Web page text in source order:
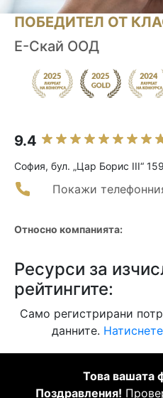
ПОБЕДИТЕЛ ОТ
Е-Скай ООД
9.4
София, бул. „Цар Борис III“
Покажи
Относно компанията:
Ресурси за
рейтингите:
Само регистрирани
данните.
Това вашата
Поздравления!